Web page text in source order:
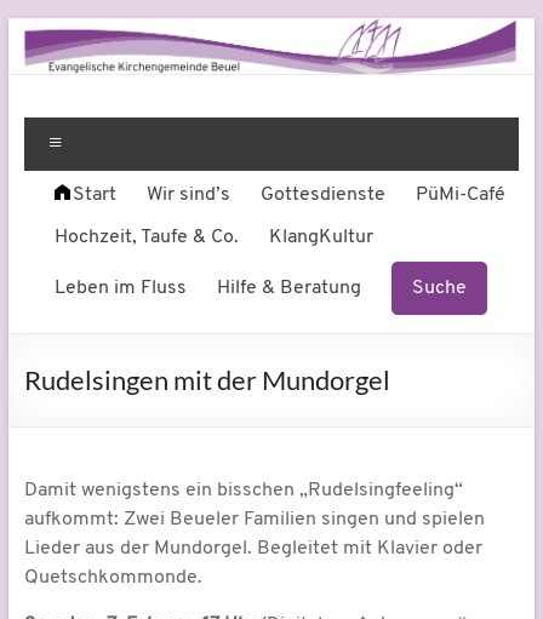
Zum
Inhalt
springen
Evangelische
Kirchengemeinde
Beuel
am
Start Wir sind’s Gottesdienste PüMi-Café
Hochzeit, Taufe & Co. KlangKultur
Leben im Fluss Hilfe & Beratung Suche
Rudelsingen mit der Mundorgel
Damit wenigstens ein bisschen „Rudelsingfeeling“
aufkommt: Zwei Beueler Familien singen und spielen
Lieder aus der Mundorgel. Begleitet mit Klavier oder
Quetschkommonde.